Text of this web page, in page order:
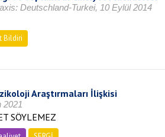
Deutschland-Turkei, 10 Eylül 2014
Bildiri
Araştırmaları İlişkisi
2021
SÖYLEMEZ